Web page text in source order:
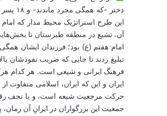
دختر
این طرح‌ استراتژیک محیط مدار که
آن، تشیع در منطقه طبرستان تا
امام هفتم (ع) بود؛ فرزندان ایشان
تبلیغ زدند تا جایی که ضریب نفوذشان
فرهنگ ایرانی و شیعی است. هر کدام
حرکت مرجعیت شیعه است، و با نجف
جمعیت این بزرگواران در ایرانِ آن